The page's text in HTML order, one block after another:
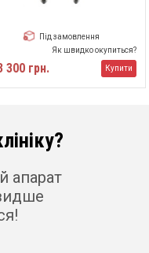
Під замовлення
Як швидко окупиться?
300 грн. Купити
апарат